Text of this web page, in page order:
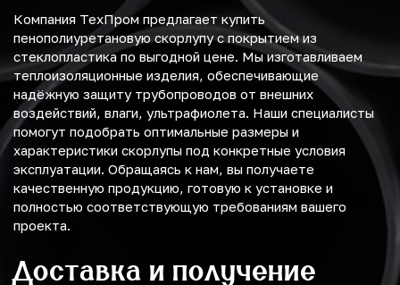
Компания ТехПром предлагает купить
пенополиуретановую скорлупу с покрытием из
стеклопластика по выгодной цене. Мы изготавливаем
теплоизоляционные изделия, обеспечивающие
надёжную защиту трубопроводов от внешних
воздействий, влаги, ультрафиолета. Наши специалисты
помогут подобрать оптимальные размеры и
характеристики скорлупы под конкретные условия
эксплуатации. Обращаясь к нам, вы получаете
качественную продукцию, готовую к установке и
полностью соответствующую требованиям вашего
проекта.
Доставка и получение